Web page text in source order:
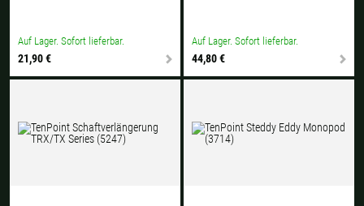
Auf Lager. Sofort lieferbar.
21,90 €
Auf Lager. Sofort lieferbar.
44,80 €